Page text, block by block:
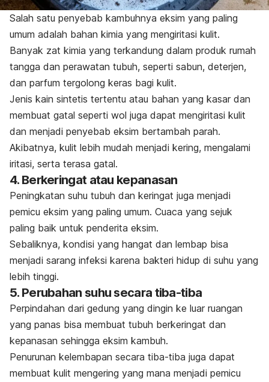
Salah satu penyebab kambuhnya eksim yang paling
umum adalah bahan kimia yang mengiritasi kulit.
Banyak zat kimia yang terkandung dalam produk rumah
tangga dan perawatan tubuh, seperti sabun, deterjen,
dan parfum tergolong keras bagi kulit.
Jenis kain sintetis tertentu atau bahan yang kasar dan
membuat gatal seperti wol juga dapat mengiritasi kulit
dan menjadi penyebab eksim bertambah parah.
Akibatnya, kulit lebih mudah menjadi kering, mengalami
iritasi, serta terasa gatal.
4. Berkeringat atau kepanasan
Peningkatan suhu tubuh dan keringat juga menjadi
pemicu eksim yang paling umum. Cuaca yang sejuk
paling baik untuk penderita eksim.
Sebaliknya, kondisi yang hangat dan lembap bisa
menjadi sarang infeksi karena bakteri hidup di suhu yang
lebih tinggi.
5. Perubahan suhu secara tiba-tiba
Perpindahan dari gedung yang dingin ke luar ruangan
yang panas bisa membuat tubuh berkeringat dan
kepanasan sehingga eksim kambuh.
Penurunan kelembapan secara tiba-tiba juga dapat
membuat kulit mengering yang mana menjadi pemicu